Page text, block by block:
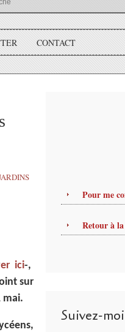
CONTACT
ici-,
sur
mai.
Pour me
Retour à
Suivez-moi